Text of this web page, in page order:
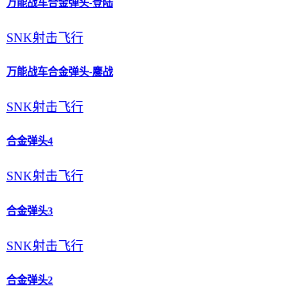
万能战车合金弹头-登陆
SNK射击飞行
万能战车合金弹头-鏖战
SNK射击飞行
合金弹头4
SNK射击飞行
合金弹头3
SNK射击飞行
合金弹头2